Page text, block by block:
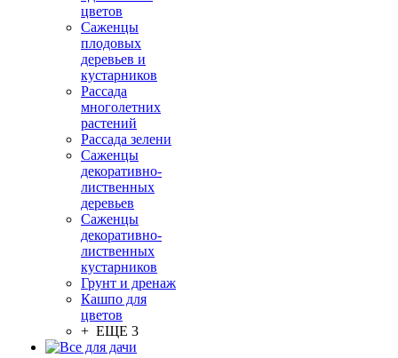
цветов
Саженцы
плодовых
деревьев и
кустарников
Рассада
многолетних
растений
Рассада зелени
Саженцы
декоративно-
лиственных
деревьев
Саженцы
декоративно-
лиственных
кустарников
Грунт и дренаж
Кашпо для
цветов
+ ЕЩЕ 3